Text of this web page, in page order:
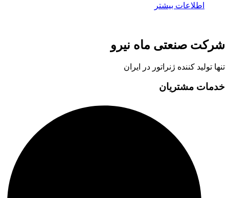
اطلاعات بیشتر
شرکت صنعتی ماه نیرو
تنها تولید کننده ژنراتور در ایران
خدمات مشتریان